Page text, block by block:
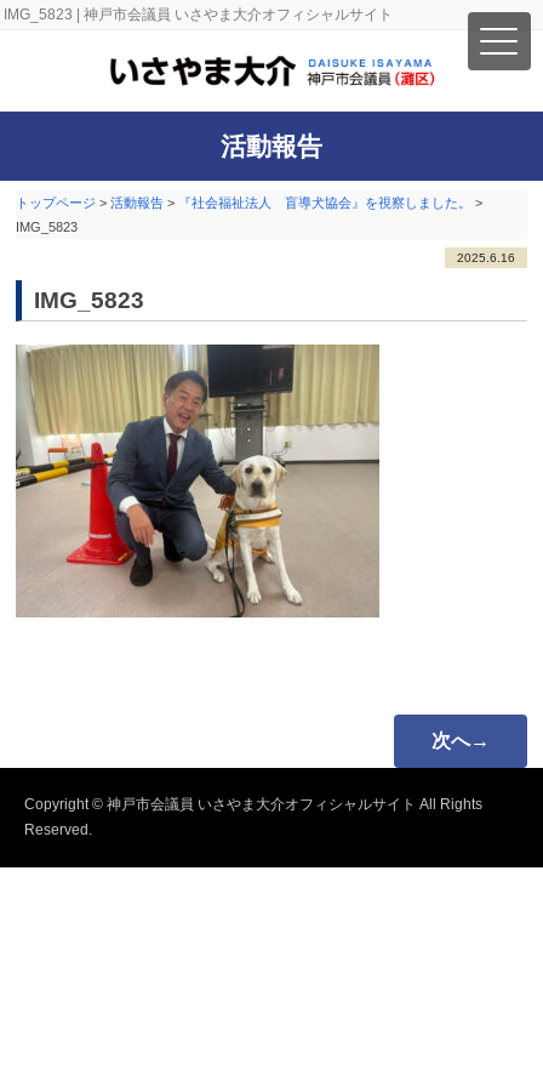
IMG_5823 | 神戸市会議員 いさやま大介オフィシャルサイト
活動報告
トップページ >活動報告 > 『社会福祉法人 盲導犬協会』を視察しました。
>
IMG_5823
2025.6.16
IMG_5823
次へ→
Copyright © 神戸市会議員 いさやま大介オフィシャルサイト All Rights
Reserved.